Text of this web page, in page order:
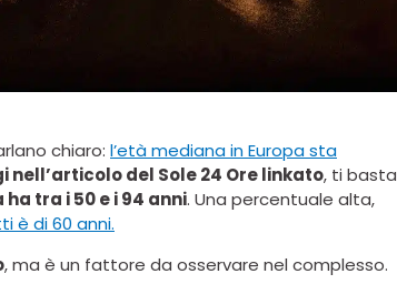
chiaro: l’età mediana in Europa sta
nell’articolo del Sole 24 Ore linkato, ti basta
tra i 50 e i 94 anni. Una percentuale alta,
è di 60 anni.
, ma è un fattore da osservare nel complesso.